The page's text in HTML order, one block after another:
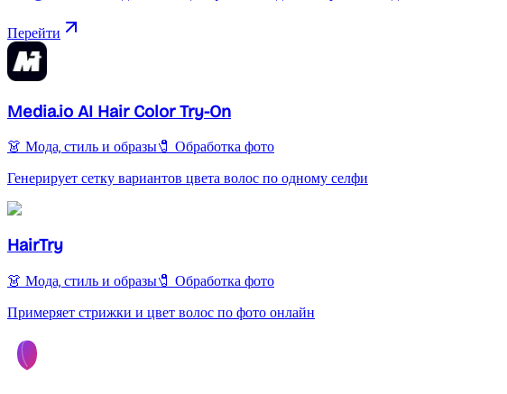
Перейти
Media.io AI Hair Color Try-On
👗 Мода, стиль и образы🧷 Обработка фото
Генерирует сетку вариантов цвета волос по одному селфи
HairTry
👗 Мода, стиль и образы🧷 Обработка фото
Примеряет стрижки и цвет волос по фото онлайн